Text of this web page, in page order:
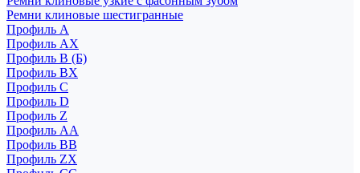
Ремни клиновые шестигранные
Профиль A
Профиль AX
Профиль B (Б)
Профиль BX
Профиль C
Профиль D
Профиль Z
Профиль АА
Профиль BB
Профиль ZX